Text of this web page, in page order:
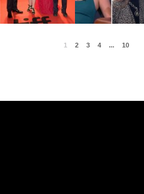
1 2 3 4 ... 10